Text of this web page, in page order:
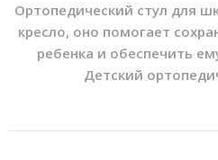
Ортопедический стул для
кресло, оно помогает
ребенка и обеспечить
Детский